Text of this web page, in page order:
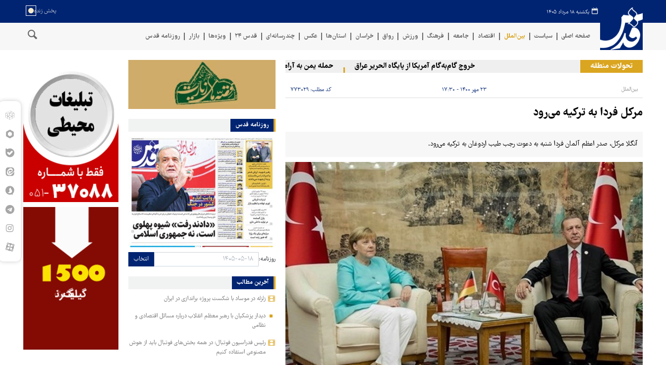
یکشنبه ۱۸ مرداد ۱۴۰۵
صفحه اصلی سیاست بین‌الملل اقتصاد جامعه فرهنگ ورزش رواق خراسان استان‌ها عکس چندرسانه‌ای قدس ۲۴ ویژه‌ها بازار روزنامه قدس
تحولات منطقه خروج گام‌به‌گام آمریکا از پایگاه الحریر عراق حمله یمن به آرامکو
بین‌الملل ۲۳ مهر ۱۴۰۰ - ۱۷:۳۰ کد مطلب: ۷۷۳۰۲۹
مرکل فردا به ترکیه می‌رود
آنگلا مرکل، صدر اعظم آلمان فردا شنبه به دعوت رجب طیب اردوغان به ترکیه می‌رود.
روزنامه قدس
روزنامه: انتخاب
آخرین مطالب
زلزله در موساد با شکست پروژه براندازی در ایران
دیدار پزشکیان با رهبر معظم انقلاب درباره مسائل اقتصادی و
نظامی
رئیس فدراسیون فوتبال: در همه بخش‌های فوتبال باید از هوش
مصنوعی استفاده کنیم